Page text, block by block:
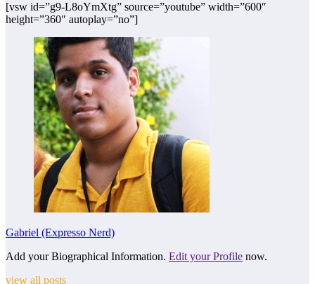
[vsw id=”g9-L8oYmXtg” source=”youtube” width=”600″
height=”360″ autoplay=”no”]
Gabriel (Expresso Nerd)
Add your Biographical Information. Edit your Profile now.
view all posts